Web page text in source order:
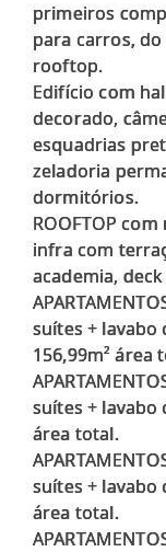
primeiros
para carros, do
rooftop.
Edifício com
decorado,
esquadrias
zeladoria
dormitórios.
ROOFTOP
infra com
academia,
suítes + lavabo
156,99m² área
suítes + lavabo
área total.
suítes + lavabo
área total.